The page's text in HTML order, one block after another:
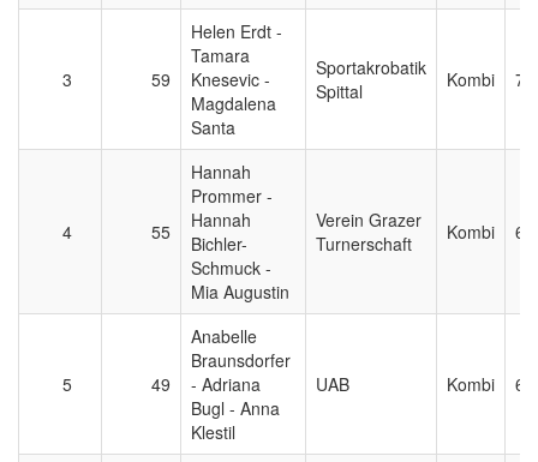
3 59
Helen Erdt -
Tamara
Knesevic -
Magdalena
Santa
Sportakrobatik
Spittal
Kombi
4 55
Hannah
Prommer -
Hannah
Bichler-
Schmuck -
Mia Augustin
Verein Grazer
Turnerschaft
Kombi
5 49
Anabelle
Braunsdorfer
- Adriana
Bugl - Anna
Klestil
UAB Kombi